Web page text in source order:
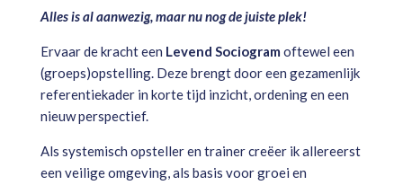
Alles is al aanwezig, maar nu nog de juiste plek!
Ervaar de kracht een Levend Sociogram oftewel een
(groeps)opstelling. Deze brengt door een gezamenlijk
referentiekader in korte tijd inzicht, ordening en een
nieuw perspectief.
Als systemisch opsteller en trainer creëer ik allereerst
een veilige omgeving, als basis voor groei en